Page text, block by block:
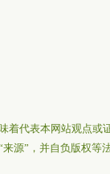
着代表本网站观点或
源”，并自负版权等